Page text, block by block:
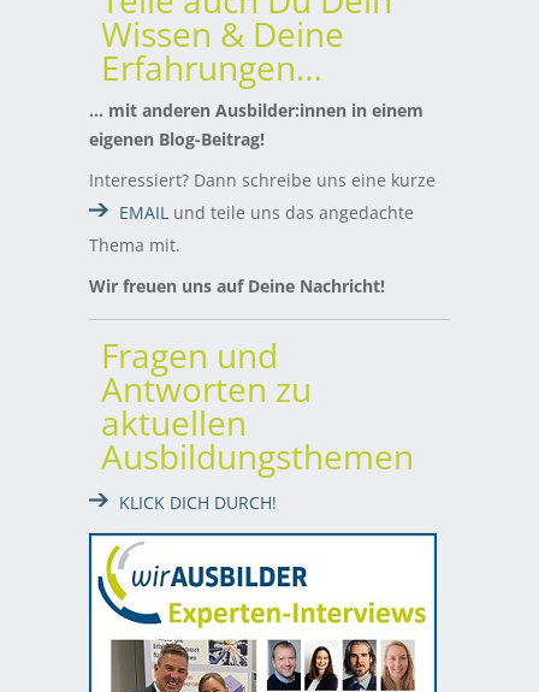
Wissen & Deine
Erfahrungen…
… mit anderen Ausbilder:innen in einem
eigenen Blog-Beitrag!
Interessiert? Dann schreibe uns eine kurze
EMAIL und teile uns das angedachte
Thema mit.
Wir freuen uns auf Deine Nachricht!
Fragen und
Antworten zu
aktuellen
Ausbildungsthemen
KLICK DICH DURCH!